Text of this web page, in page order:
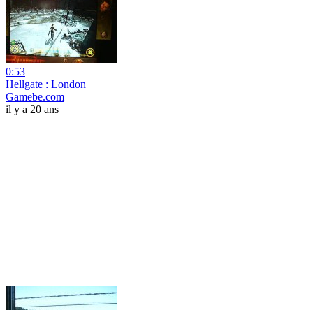
0:53
Hellgate : London
Gamebe.com
il y a 20 ans